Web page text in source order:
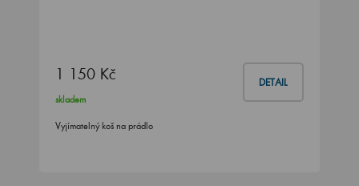
1 150 Kč DETAIL
skladem
Vyjímatelný koš na prádlo